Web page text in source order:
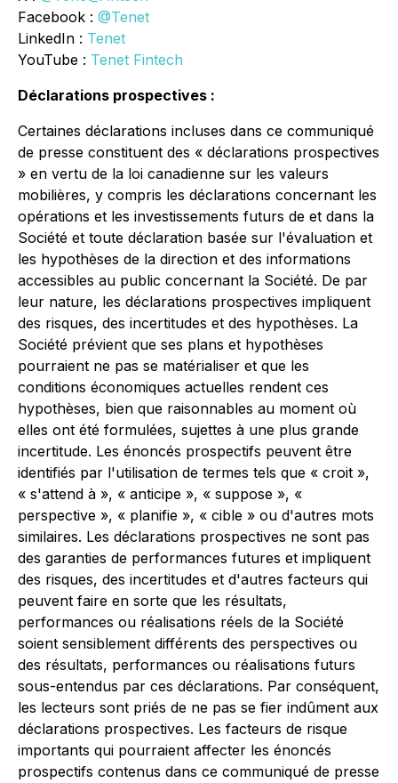
Facebook : @Tenet
LinkedIn : Tenet
YouTube : Tenet Fintech
Déclarations prospectives :
Certaines déclarations incluses dans ce communiqué
de presse constituent des « déclarations prospectives
» en vertu de la loi canadienne sur les valeurs
mobilières, y compris les déclarations concernant les
opérations et les investissements futurs de et dans la
Société et toute déclaration basée sur l'évaluation et
les hypothèses de la direction et des informations
accessibles au public concernant la Société. De par
leur nature, les déclarations prospectives impliquent
des risques, des incertitudes et des hypothèses. La
Société prévient que ses plans et hypothèses
pourraient ne pas se matérialiser et que les
conditions économiques actuelles rendent ces
hypothèses, bien que raisonnables au moment où
elles ont été formulées, sujettes à une plus grande
incertitude. Les énoncés prospectifs peuvent être
identifiés par l'utilisation de termes tels que « croit »,
« s'attend à », « anticipe », « suppose », «
perspective », « planifie », « cible » ou d'autres mots
similaires. Les déclarations prospectives ne sont pas
des garanties de performances futures et impliquent
des risques, des incertitudes et d'autres facteurs qui
peuvent faire en sorte que les résultats,
performances ou réalisations réels de la Société
soient sensiblement différents des perspectives ou
des résultats, performances ou réalisations futurs
sous-entendus par ces déclarations. Par conséquent,
les lecteurs sont priés de ne pas se fier indûment aux
déclarations prospectives. Les facteurs de risque
importants qui pourraient affecter les énoncés
prospectifs contenus dans ce communiqué de presse